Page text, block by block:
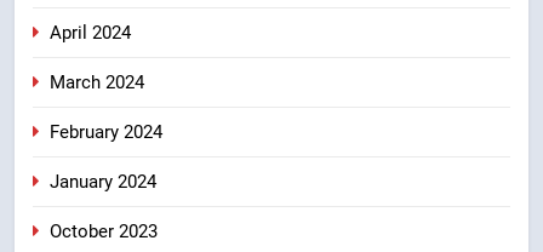
April 2024
March 2024
February 2024
January 2024
October 2023